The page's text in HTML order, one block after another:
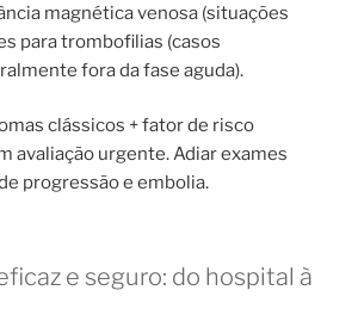
magnética venosa (situações
para trombofilias (casos
fora da fase aguda).
clássicos + fator de risco
avaliação urgente. Adiar exames
progressão e embolia.
e seguro: do hospital à